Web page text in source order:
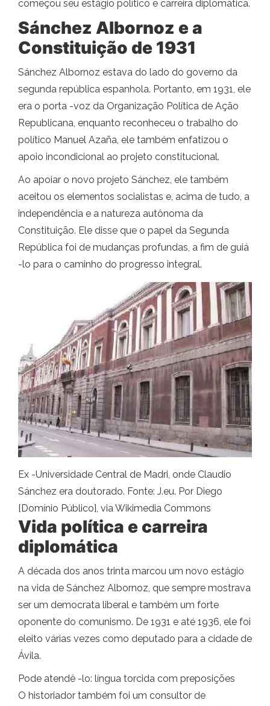
começou seu estágio político e carreira diplomática.
Sánchez Albornoz e a
Constituição de 1931
Sánchez Albornoz estava do lado do governo da
segunda república espanhola. Portanto, em 1931, ele
era o porta -voz da Organização Política de Ação
Republicana, enquanto reconheceu o trabalho do
político Manuel Azaña, ele também enfatizou o
apoio incondicional ao projeto constitucional.
Ao apoiar o novo projeto Sánchez, ele também
aceitou os elementos socialistas e, acima de tudo, a
independência e a natureza autônoma da
Constituição. Ele disse que o papel da Segunda
República foi de mudanças profundas, a fim de guiá
-lo para o caminho do progresso integral.
Ex -Universidade Central de Madri, onde Claudio
Sánchez era doutorado. Fonte: J.eu. Por Diego
[Domínio Público], via Wikimedia Commons
Vida política e carreira
diplomática
A década dos anos trinta marcou um novo estágio
na vida de Sánchez Albornoz, que sempre mostrava
ser um democrata liberal e também um forte
oponente do comunismo. De 1931 e até 1936, ele foi
eleito várias vezes como deputado para a cidade de
Ávila.
Pode atendê -lo: língua torcida com preposições
O historiador também foi um consultor de